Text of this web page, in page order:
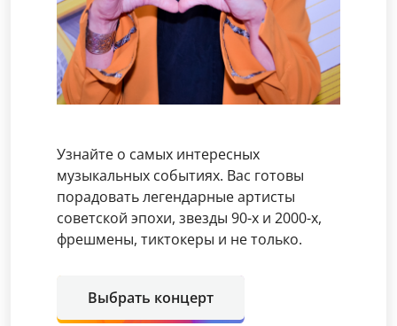
Узнайте о самых интересных
музыкальных событиях. Вас готовы
порадовать легендарные артисты
советской эпохи, звезды 90-х и 2000-х,
фрешмены, тиктокеры и не только.
Выбрать концерт